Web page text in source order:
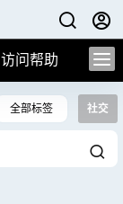
访问帮助
全部标签 社交